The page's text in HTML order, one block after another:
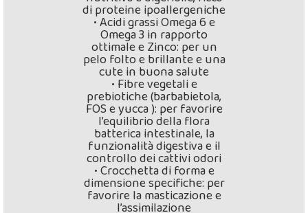
di proteine ipoallergeniche
• Acidi grassi Omega 6 e
Omega 3 in rapporto
ottimale e Zinco: per un
pelo folto e brillante e una
cute in buona salute
• Fibre vegetali e
prebiotiche (barbabietola,
FOS e yucca ): per favorire
l’equilibrio della flora
batterica intestinale, la
funzionalità digestiva e il
controllo dei cattivi odori
• Crocchetta di forma e
dimensione specifiche: per
favorire la masticazione e
l’assimilazione